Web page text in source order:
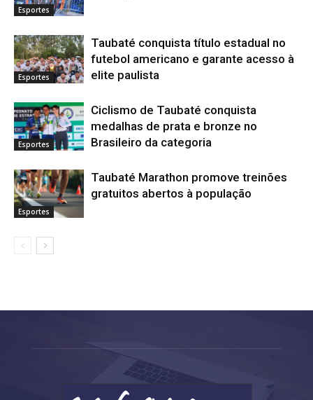
Esportes
Esportes
Taubaté conquista título estadual no
futebol americano e garante acesso à
elite paulista
Esportes
Ciclismo de Taubaté conquista
medalhas de prata e bronze no
Brasileiro da categoria
Esportes
Taubaté Marathon promove treinões
gratuitos abertos à população